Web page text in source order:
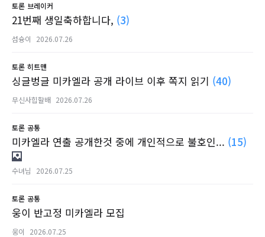
토론 브레이커
21번째 생일축하합니다, (3)
섬슝이 2026.07.26
토론 히트맨
싱글벙글 미카엘라 공개 라이브 이후 쪽지 읽기 (40)
무신사힙할배 2026.07.26
토론 공통
미카엘라 연출 공개한것 중에 개인적으로 불호인... (15)
수녀님 2026.07.25
토론 공통
웅이 반고정 미카엘라 모집
웅이 2026.07.25